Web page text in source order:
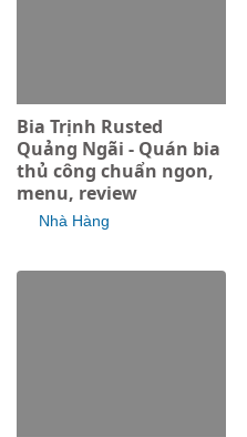
Bia Trịnh Rusted
Quảng Ngãi - Quán bia
thủ công chuẩn ngon,
menu, review
Nhà Hàng